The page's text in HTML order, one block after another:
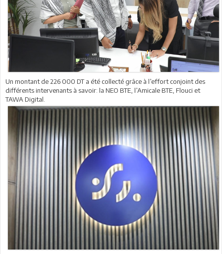
Un montant de 226 000 DT a été collecté grâce à l’effort conjoint des
différents intervenants à savoir: la NEO BTE, l’Amicale BTE, Flouci et
TAWA Digital.